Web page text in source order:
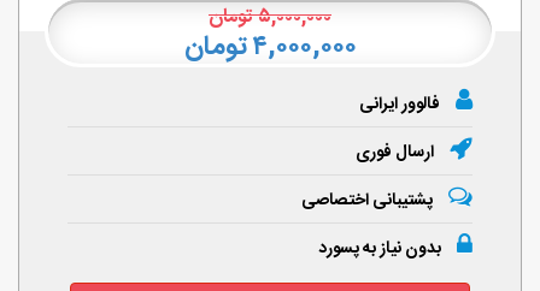
۵,۰۰۰,۰۰۰تومان
۴,۰۰۰,۰۰۰ تومان
فالوور ایرانی
ارسال فوری
پشتیبانی اختصاصی
بدون نیاز به پسورد